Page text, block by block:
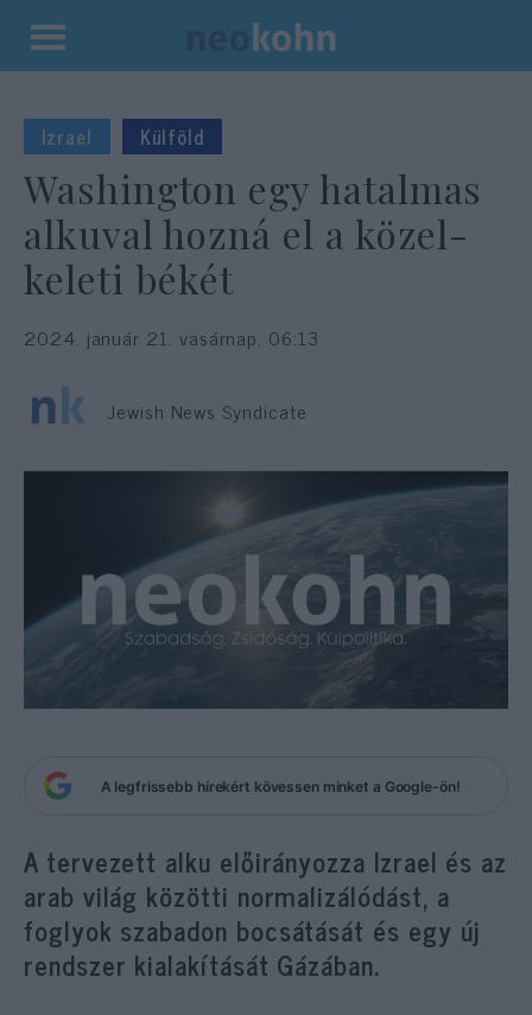
Kilépés
tartalomba
Izrael Külföld
Washington egy hatalmas
alkuval hozná el a közel-
keleti békét
2024. január 21. vasárnap, 06:13
Jewish News Syndicate
A legfrissebb hírekért kövessen minket a Google-ön!
A tervezett alku előirányozza Izrael és az
arab világ közötti normalizálódást, a
foglyok szabadon bocsátását és egy új
rendszer kialakítását Gázában.